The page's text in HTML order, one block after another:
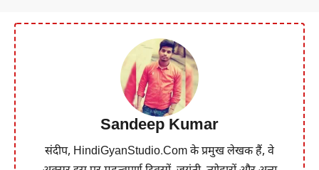
Sandeep Kumar
संदीप, HindiGyanStudio.Com के प्रमुख लेखक हैं, वे